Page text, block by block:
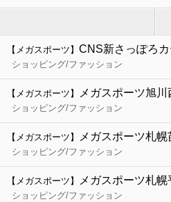
【メガスポーツ】 CNS新さっぽろ
ショッピング/ファッション
【メガスポーツ】 メガスポーツ旭川
ショッピング/ファッション
【メガスポーツ】 メガスポーツ札幌
ショッピング/ファッション
【メガスポーツ】 メガスポーツ札幌
ショッピング/ファッション